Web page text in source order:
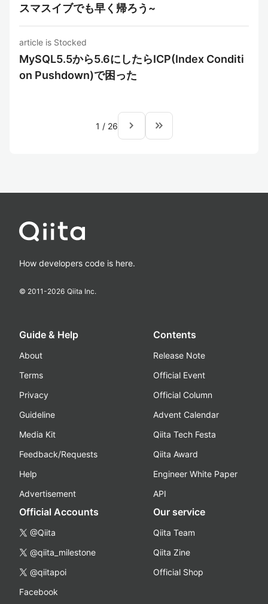
スマスイブでも早く帰ろう~
article is Stocked
MySQL5.5から5.6にしたらICP(Index Conditi
on Pushdown)で困った
1 / 26 navigate_next keyboard_double_arrow_right
How developers code is here.
© 2011-2026 Qiita Inc.
Guide & Help
About
Terms
Privacy
Guideline
Media Kit
Feedback/Requests
Help
Advertisement
Contents
Release Note
Official Event
Official Column
Advent Calendar
Qiita Tech Festa
Qiita Award
Engineer White Paper
API
Official Accounts
@Qiita
@qiita_milestone
@qiitapoi
Facebook
Our service
Qiita Team
Qiita Zine
Official Shop